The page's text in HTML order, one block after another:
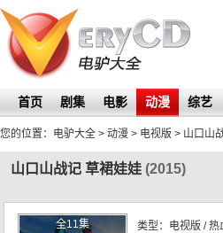
首页 剧集 电影 动漫 综艺
您的位置： 电驴大全 > 动漫 > 电视版 > 山口山
山口山战记 草裙娃娃 (2015)
全11集 类型： 电视版 / 热